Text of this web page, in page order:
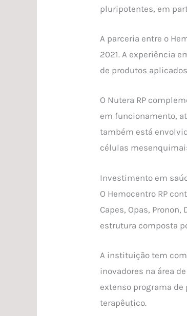
pluripotentes, em
A parceria entre o
2021. A experiência
de produtos
O Nutera RP
em funcionamento,
também está
células
Investimento em
O Hemocentro RP
Capes, Opas,
estrutura composta
A instituição tem
inovadores na área
extenso programa
terapêutico.